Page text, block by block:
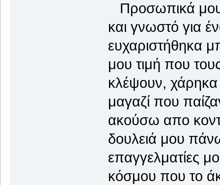
Προσωπικά μου
και γνωστό για
ευχαριστήθηκα
μου τιμή που
κλέψουν,
μαγαζί που
ακούσω απο
δουλειά μου
επαγγελματίες
κόσμου που το